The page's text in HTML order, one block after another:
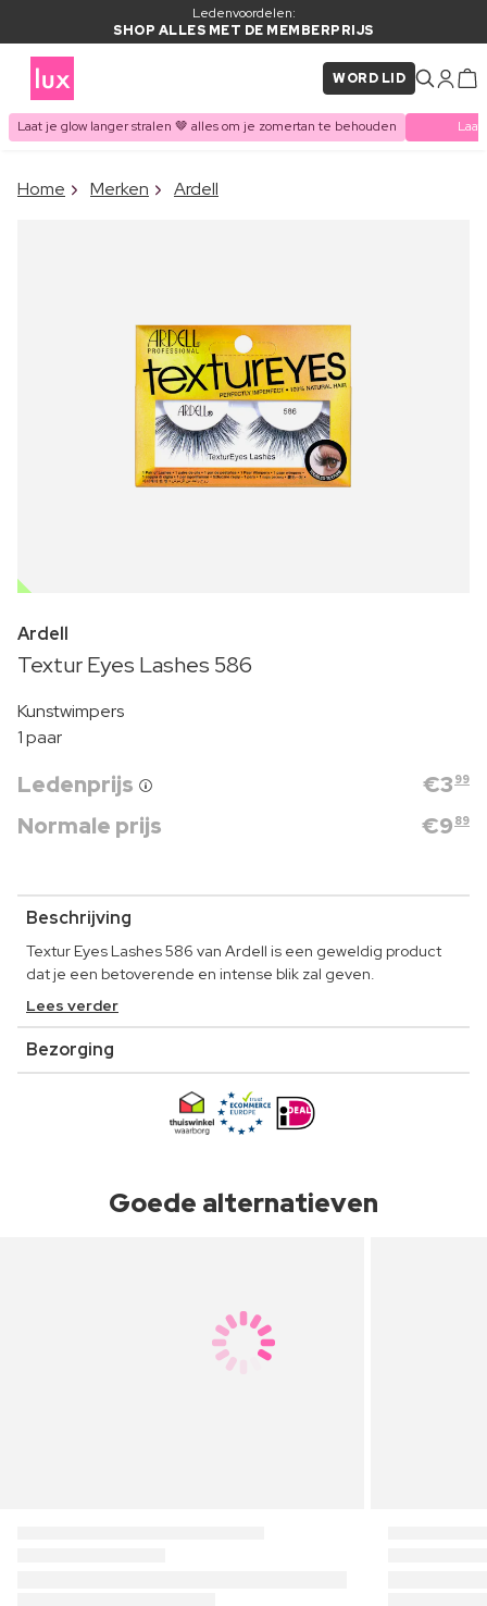
Ledenvoordelen:
SHOP ALLES MET DE MEMBERPRIJS
WORD LID
Laat je glow langer stralen 🤎 alles om je zomertan te behouden
ITEM TOEGEVOEGD AAN
Home Merken Ardell
OUTLET
Ardell
Textur Eyes Lashes 586
Kunstwimpers
1 paar
Ledenprijs €3 99
Normale prijs €9 89
Beschrijving
Textur Eyes Lashes 586 van Ardell is een geweldig product
dat je een betoverende en intense blik zal geven.
Lees verder
Bezorging
Goede alternatieven